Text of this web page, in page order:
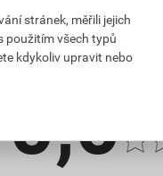
Hodnocení
0,0
stránek, měřili jejich
použitím všech typů
kdykoliv upravit nebo